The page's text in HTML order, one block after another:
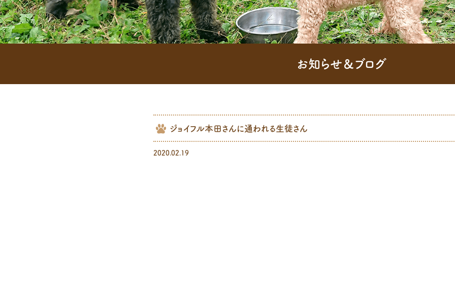
お知らせ＆ブログ
ジョイフル本田さんに通われる生徒さん
2020.02.19